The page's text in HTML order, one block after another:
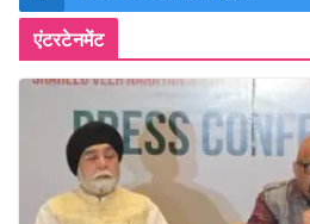
एंटरटेनमेंट